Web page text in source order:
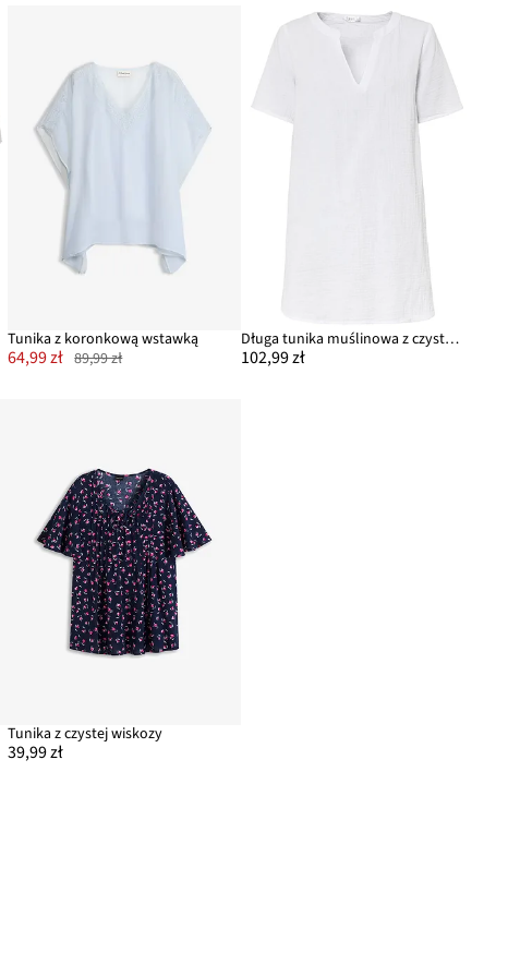
Tunika z koronkową wstawką
64,99 zł 89,99 zł
Długa tunika muślinowa z czystej bawełny
102,99 zł
Tunika z czystej wiskozy
39,99 zł